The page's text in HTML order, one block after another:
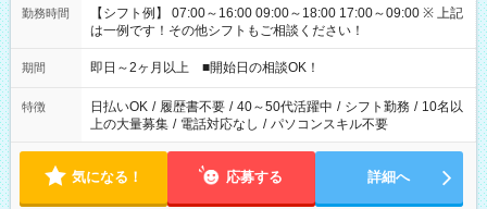
勤務時間
【シフト例】 07:00～16:00 09:00～18:00 17:00～09:00 ※ 上記
は一例です！その他シフトもご相談ください！
期間 即日～2ヶ月以上 ■開始日の相談OK！
特徴 日払いOK / 履歴書不要 / 40～50代活躍中 / シフト勤務 / 10名以
上の大量募集 / 電話対応なし / パソコンスキル不要
気になる！ 応募する 詳細へ